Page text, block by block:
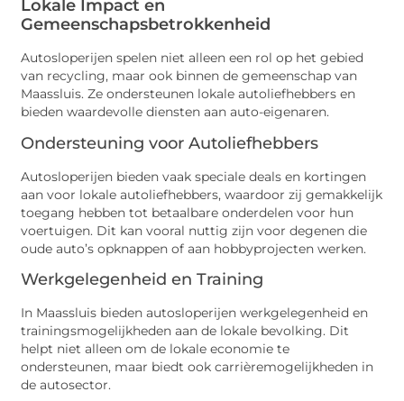
Lokale Impact en
Gemeenschapsbetrokkenheid
Autosloperijen spelen niet alleen een rol op het gebied
van recycling, maar ook binnen de gemeenschap van
Maassluis. Ze ondersteunen lokale autoliefhebbers en
bieden waardevolle diensten aan auto-eigenaren.
Ondersteuning voor Autoliefhebbers
Autosloperijen bieden vaak speciale deals en kortingen
aan voor lokale autoliefhebbers, waardoor zij gemakkelijk
toegang hebben tot betaalbare onderdelen voor hun
voertuigen. Dit kan vooral nuttig zijn voor degenen die
oude auto’s opknappen of aan hobbyprojecten werken.
Werkgelegenheid en Training
In Maassluis bieden autosloperijen werkgelegenheid en
trainingsmogelijkheden aan de lokale bevolking. Dit
helpt niet alleen om de lokale economie te
ondersteunen, maar biedt ook carrièremogelijkheden in
de autosector.